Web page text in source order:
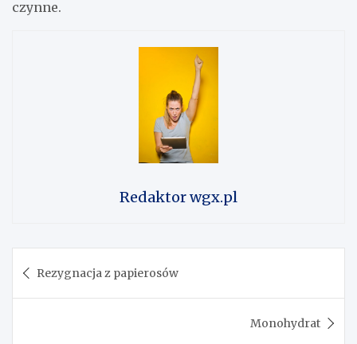
czynne.
Redaktor wgx.pl
wpisu
Rezygnacja z papierosów
Monohydrat